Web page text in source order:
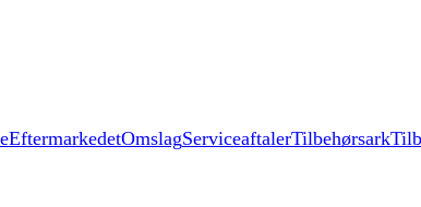
EftermarkedetOmslagServiceaftalerTilbehørsark